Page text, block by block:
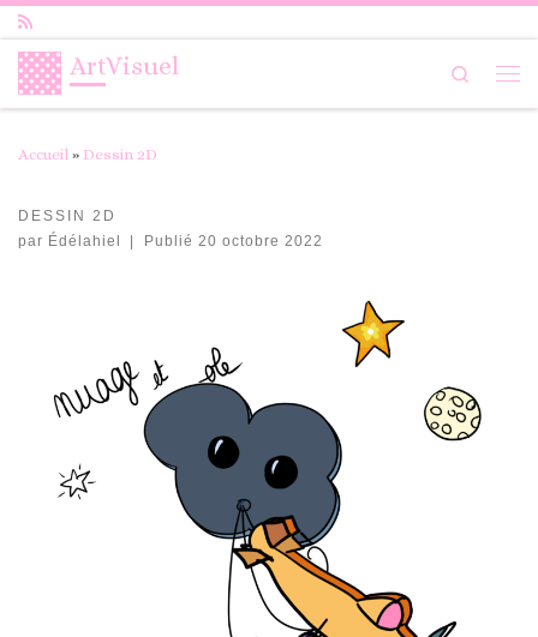
ArtVisuel
Search
Accueil » Dessin 2D
DESSIN 2D
par Édélahiel | Publié 20 octobre 2022